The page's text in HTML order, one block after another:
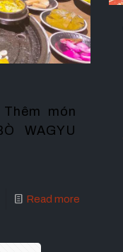
món
WAGYU
Read more